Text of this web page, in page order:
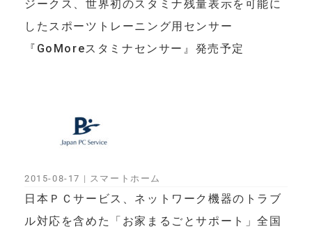
ジークス、世界初のスタミナ残量表示を可能に
したスポーツトレーニング用センサー
『GoMoreスタミナセンサー』発売予定
日本ＰＣサービス、ネットワーク機器のトラブ
ル対応を含めた「お家まるごとサポート」全国
2015-08-17 | スマートホーム